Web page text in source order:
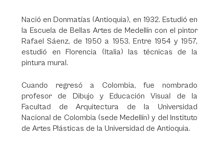
Nació en Donmatías (Antioquia), en 1932. Estudió en
la Escuela de Bellas Artes de Medellín con el pintor
Rafael Sáenz, de 1950 a 1953. Entre 1954 y 1957,
estudió en Florencia (Italia) las técnicas de la
pintura mural.
Cuando regresó a Colombia, fue nombrado
profesor de Dibujo y Educación Visual de la
Facultad de Arquitectura de la Universidad
Nacional de Colombia (sede Medellín) y del Instituto
de Artes Plásticas de la Universidad de Antioquia.